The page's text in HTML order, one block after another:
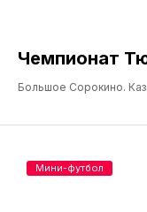
Чемпионат
Большое Сорокино.
Мини-футбол